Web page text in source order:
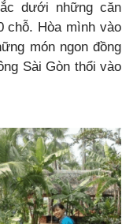
dưới những căn
chỗ. Hòa mình vào
món ngon đồng
Sài Gòn thổi vào